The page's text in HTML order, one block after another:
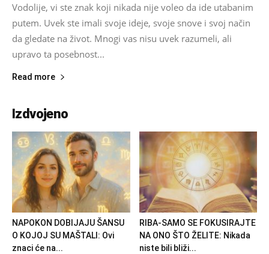
Vodolije, vi ste znak koji nikada nije voleo da ide utabanim
putem. Uvek ste imali svoje ideje, svoje snove i svoj način
da gledate na život. Mnogi vas nisu uvek razumeli, ali
upravo ta posebnost...
Read more
Izdvojeno
NAPOKON DOBIJAJU ŠANSU
O KOJOJ SU MAŠTALI: Ovi
znaci će na...
RIBA-SAMO SE FOKUSIRAJTE
NA ONO ŠTO ŽELITE: Nikada
niste bili bliži...